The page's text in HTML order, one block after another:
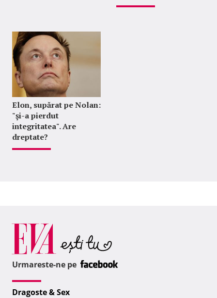
Elon, supărat pe Nolan:
"şi-a pierdut
integritatea". Are
dreptate?
Urmareste-ne pe
Dragoste & Sex